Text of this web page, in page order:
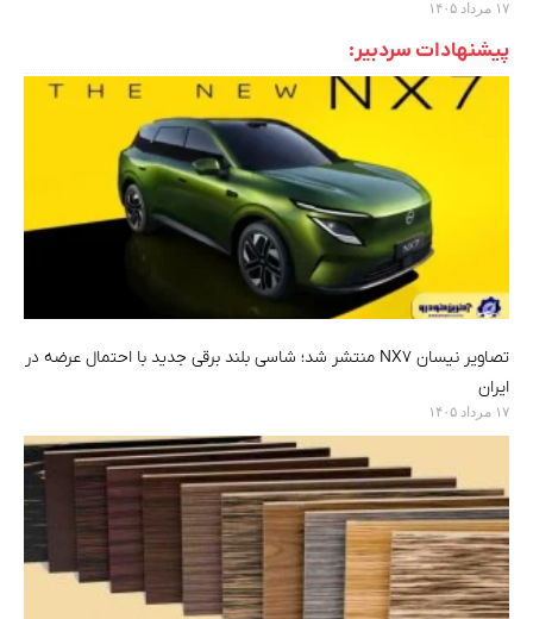
۱۷ مرداد ۱۴۰۵
پیشنهادات سردبیر:
تصاویر نیسان NX7 منتشر شد؛ شاسی بلند برقی جدید با احتمال عرضه در
ایران
۱۷ مرداد ۱۴۰۵